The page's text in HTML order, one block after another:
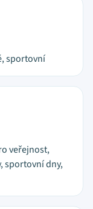
sportovní
veřejnost,
sportovní dny,